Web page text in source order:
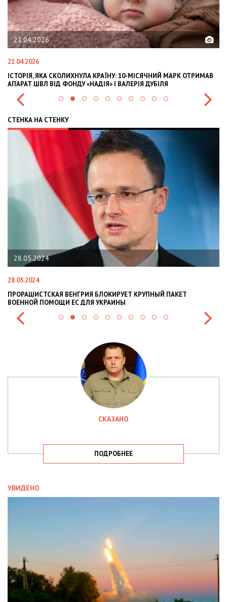
21.04.2026
21.04.2026
ІСТОРІЯ, ЯКА СКОЛИХНУЛА КРАЇНУ: 10-МІСЯЧНИЙ МАРК ОТРИМАВ
АПАРАТ ШВЛ ВІД ФОНДУ «НАДІЯ» І ВАЛЕРІЯ ДУБІЛЯ
СТЕНКА НА СТЕНКУ
28.05.2024
28.05.2024
ПРОРАШИСТСКАЯ ВЕНГРИЯ БЛОКИРУЕТ КРУПНЫЙ ПАКЕТ
ВОЕННОЙ ПОМОЩИ ЕС ДЛЯ УКРАИНЫ
СКАЗАНО
ПОДРОБНЕЕ
УВИДЕНО